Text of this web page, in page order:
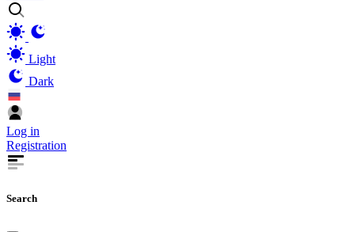
Light
Dark
Log in
Registration
Search